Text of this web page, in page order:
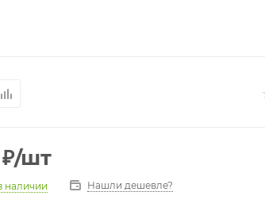
₽/шт
наличии Нашли дешевле?